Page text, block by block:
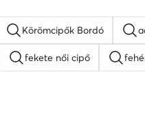
Körömcipők Bordó
fekete női cipő